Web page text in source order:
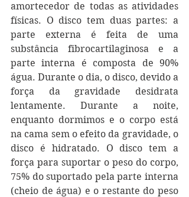
amortecedor de todas as atividades
físicas. O disco tem duas partes: a
parte externa é feita de uma
substância fibrocartilaginosa e a
parte interna é composta de 90%
água. Durante o dia, o disco, devido a
força da gravidade desidrata
lentamente. Durante a noite,
enquanto dormimos e o corpo está
na cama sem o efeito da gravidade, o
disco é hidratado. O disco tem a
força para suportar o peso do corpo,
75% do suportado pela parte interna
(cheio de água) e o restante do peso